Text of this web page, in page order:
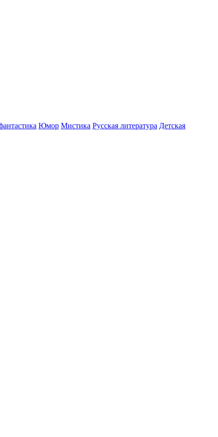
Юмор Мистика Русская литература Детская